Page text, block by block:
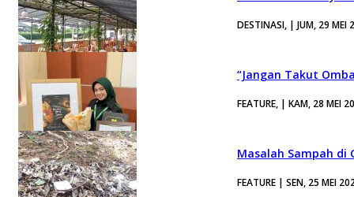
DESTINASI, | JUM, 29 MEI
“Jangan Takut
FEATURE, | KAM, 28 MEI
Masalah Sampah di
FEATURE | SEN, 25 MEI